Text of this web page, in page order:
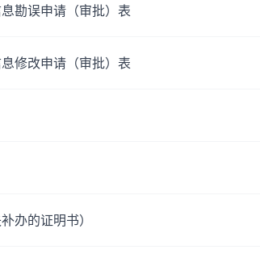
勘误申请（审批）表
修改申请（审批）表
办的证明书）